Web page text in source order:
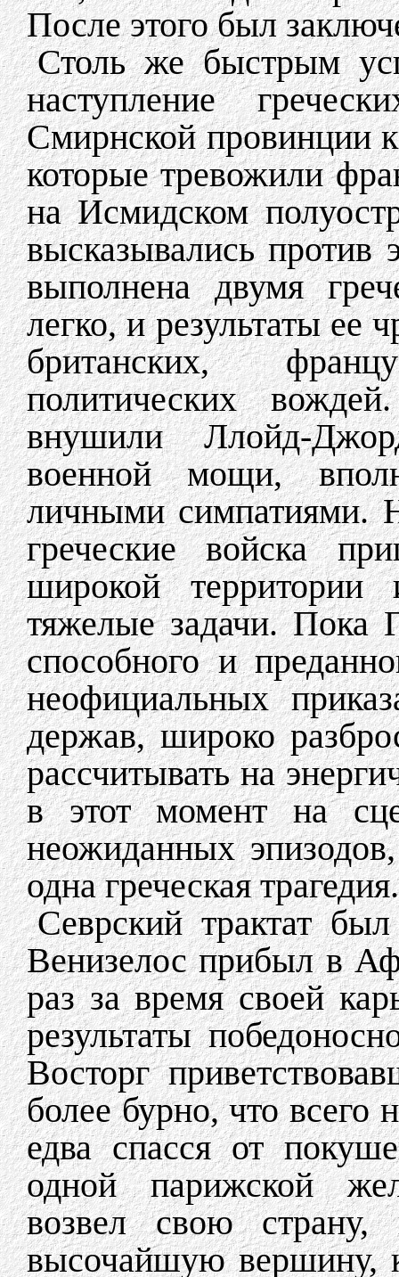
После этого был
Столь же быстрым
наступление
Смирнской провинции к
которые тревожили
на Исмидском
высказывались против
выполнена двумя
легко, и результаты ее
британских,
политических
внушили Ллойд-
военной мощи,
личными симпатиями.
греческие войска
широкой
тяжелые задачи. Пока
способного и
неофициальных
держав, широко
рассчитывать на
в этот момент на
неожиданных
одна греческая трагедия.
Севрский трактат
Венизелос прибыл в
раз за время своей
результаты
Восторг
более бурно, что всего
едва спасся от
одной парижской
возвел свою
высочайшую вершину,